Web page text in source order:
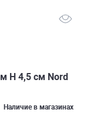
H 4,5 см Nord
Наличие в магазинах